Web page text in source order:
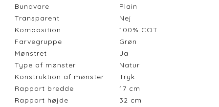
Bundvare
Plain
Transparent
Nej
Komposition
100% COT
Farvegruppe
Grøn
Mønstret
Ja
Type af mønster
Natur
Konstruktion af mønster
Tryk
Rapport bredde
17 cm
Rapport højde
32 cm